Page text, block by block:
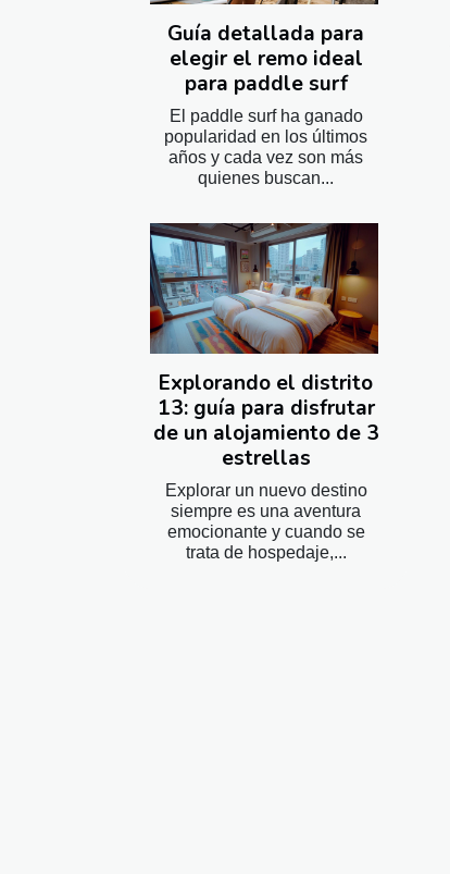
Guía detallada para
elegir el remo ideal
para paddle surf
El paddle surf ha ganado
popularidad en los últimos
años y cada vez son más
quienes buscan...
Explorando el distrito
13: guía para disfrutar
de un alojamiento de 3
estrellas
Explorar un nuevo destino
siempre es una aventura
emocionante y cuando se
trata de hospedaje,...